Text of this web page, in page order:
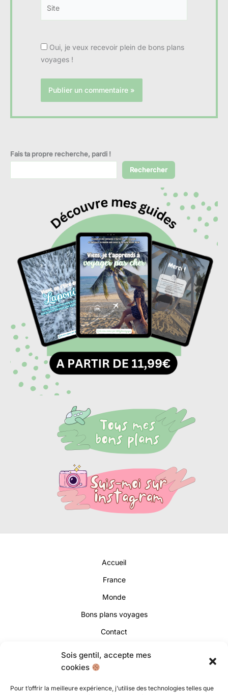
Sois gentil, accepte mes
cookies
Pour t’offrir la meilleure expérience, j’utilise des technologies telles que
Oui, je veux recevoir plein de bons plans
voyages !
Fais ta propre recherche, pardi !
Rechercher
Accueil
France
Monde
Bons plans voyages
Contact